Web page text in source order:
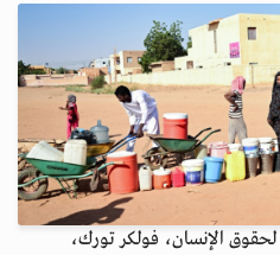
الإنسان، فولكر تورك،